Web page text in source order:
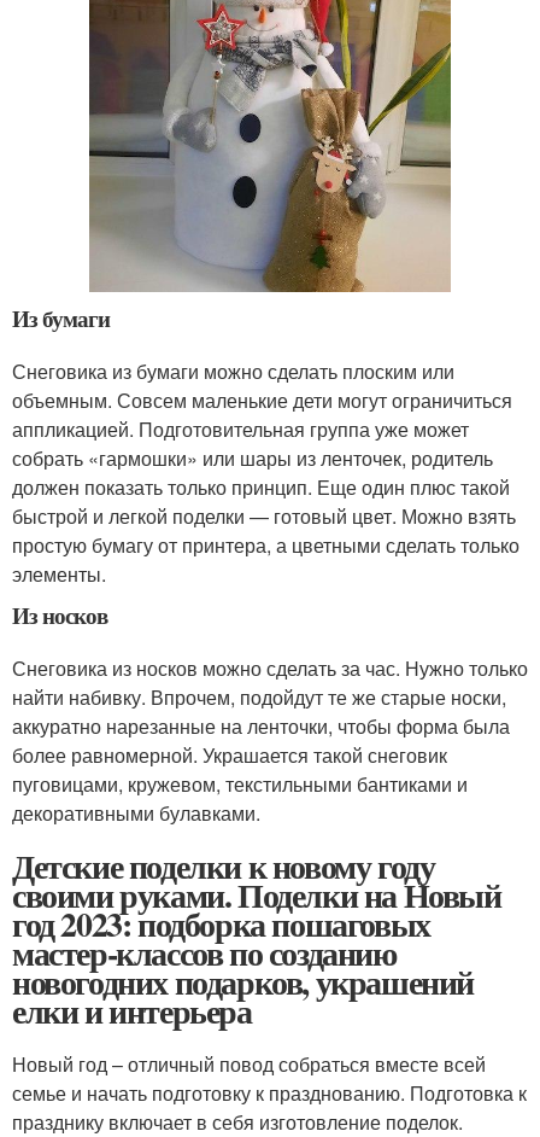
Из бумаги
Снеговика из бумаги можно сделать плоским или
объемным. Совсем маленькие дети могут ограничиться
аппликацией. Подготовительная группа уже может
собрать «гармошки» или шары из ленточек, родитель
должен показать только принцип. Еще один плюс такой
быстрой и легкой поделки — готовый цвет. Можно взять
простую бумагу от принтера, а цветными сделать только
элементы.
Из носков
Снеговика из носков можно сделать за час. Нужно только
найти набивку. Впрочем, подойдут те же старые носки,
аккуратно нарезанные на ленточки, чтобы форма была
более равномерной. Украшается такой снеговик
пуговицами, кружевом, текстильными бантиками и
декоративными булавками.
Детские поделки к новому году
своими руками. Поделки на Новый
год 2023: подборка пошаговых
мастер-классов по созданию
новогодних подарков, украшений
елки и интерьера
Новый год – отличный повод собраться вместе всей
семье и начать подготовку к празднованию. Подготовка к
празднику включает в себя изготовление поделок.